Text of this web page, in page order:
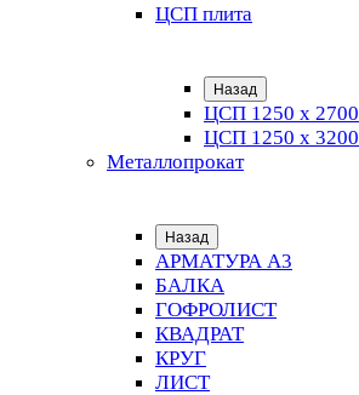
ЦСП плита
Назад
ЦСП 1250 х 2700
ЦСП 1250 х 3200
Металлопрокат
Назад
АРМАТУРА А3
БАЛКА
ГОФРОЛИСТ
КВАДРАТ
КРУГ
ЛИСТ